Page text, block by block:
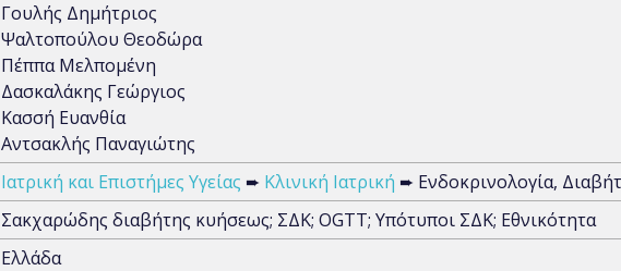
Γουλής Δημήτριος
Ψαλτοπούλου Θεοδώρα
Πέππα Μελπομένη
Δασκαλάκης Γεώργιος
Κασσή Ευανθία
Αντσακλής Παναγιώτης
Ιατρική και Επιστήμες Υγείας ➨ Κλινική Ιατρική ➨ Ενδοκρινολογία,
Σακχαρώδης διαβήτης κυήσεως; ΣΔΚ; OGTT; Υπότυποι ΣΔΚ; Εθνικότητα
Ελλάδα